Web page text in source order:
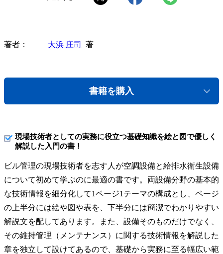
著者 大浜 庄司 著
書籍を購入
現場技術者としての実務に役立つ基礎知識を絵と図で優しく
解説した入門の書！
ビル管理の現場技術者を志す人が空調設備と給排水衛生設備
について初めて学ぶのに最適の書です。両設備分野の基本的
な技術情報を細分化して1ページ1テーマの構成とし、ページ
の上半分には絵や図や表を、下半分には簡潔でわかりやすい
解説文を配してあります。また、設備そのものだけでなく、
その維持管理（メンテナンス）に関する技術情報を解説した
章を独立して設けてあるので、基礎から実務に至る幅広い範